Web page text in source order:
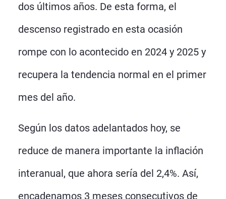
dos últimos años. De esta forma, el
descenso registrado en esta ocasión
rompe con lo acontecido en 2024 y 2025 y
recupera la tendencia normal en el primer
mes del año.
Según los datos adelantados hoy, se
reduce de manera importante la inflación
interanual, que ahora sería del 2,4%. Así,
encadenamos 3 meses consecutivos de